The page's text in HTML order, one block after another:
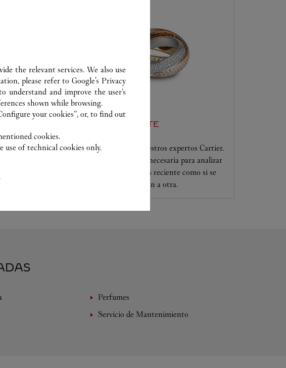
en
SERVICIO AL CLIENTE
Confíe sus creaciones a nuestros expertos Cartier.
Solo ellos tienen la pericia necesaria para analizar
y reparar su joya, tanto si es reciente como si se
transmite de una generación a otra.
Perfumes
Servicio de Mantenimiento
the relevant services. We also use
please refer toGoogle's Privacy
and improve the user’s
shown while browsing.
your cookies”, or, to find out
cookies.
use of technical cookies only.